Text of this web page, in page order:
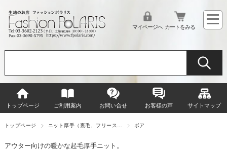
マイページへ カートをみる
トップページ ご利用案内 お問い合せ お客様の声 サイトマップ
トップページ ニット厚手（裏毛、フリース… ボア
アウター向けの暖かな起毛厚手ニット。